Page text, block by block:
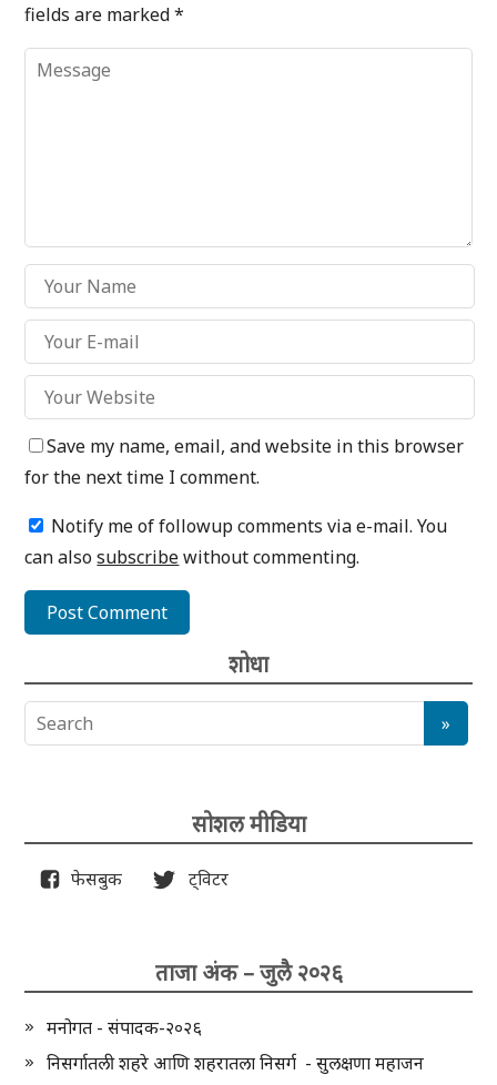
fields are marked*
Save my name, email, and website in this browser
for the next time I comment.
Notify me of followup comments via e-mail. You
can alsosubscribewithout commenting.
शोधा
सोशल मीडिया
फेसबुक ट्विटर
ताजा अंक – जुलै २०२६
मनोगत - संपादक-२०२६
निसर्गातली शहरे आणि शहरातला निसर्ग - सुलक्षणा महाजन